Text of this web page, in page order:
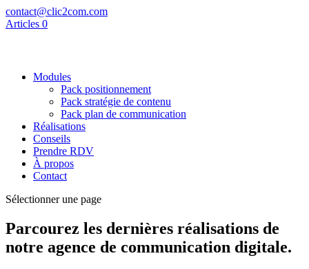
contact@clic2com.com
Articles 0
Modules
Pack positionnement
Pack stratégie de contenu
Pack plan de communication
Réalisations
Conseils
Prendre RDV
À propos
Contact
Sélectionner une page
Parcourez les dernières réalisations de
notre agence de communication digitale.